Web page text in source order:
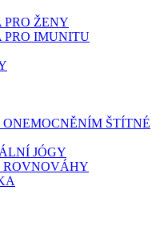
ŽENY
PRO IMUNITU
ŠTÍTNÉ
JÓGY
ROVNOVÁHY